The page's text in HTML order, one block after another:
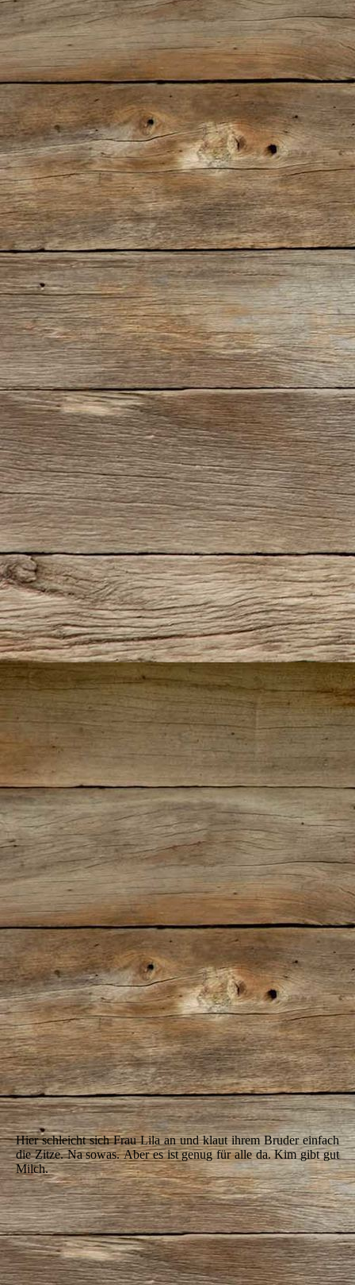
IMG_5484
IMG_5487
IMG_5488
Hier schleicht sich Frau Lila anund klaut ihrem Bruder einfach
die Zitze. Na sowas.Aber es ist genug für alle da. Kim gibt gut
Milch.